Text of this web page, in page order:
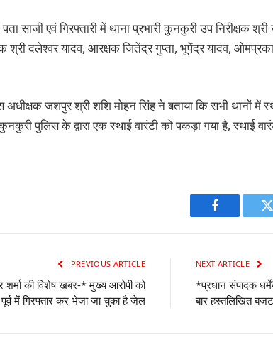
साजी एवं गिरफ्तारी में थाना प्रभारी कुनकुरी उप निरीक्षक
श्री दलेश्वर यादव, आरक्षक जितेंद्र गुप्ता, भूपेंद्र यादव,
अधीक्षक जशपुर श्री शशि मोहन सिंह ने बताया कि सभी थानों में
पुलिस के द्वारा एक स्थाई वारंटी को पकड़ा गया है, स्थाई
Facebook
PREVIOUS ARTICLE
शर्मा की विशेष खबर-* मुख्य आरोपी को
पूर्व में गिरफ्तार कर भेजा जा चुका है जेल
NEXT ARTICLE
*प्रधान संपादक
बार हस्तलिखित बजट